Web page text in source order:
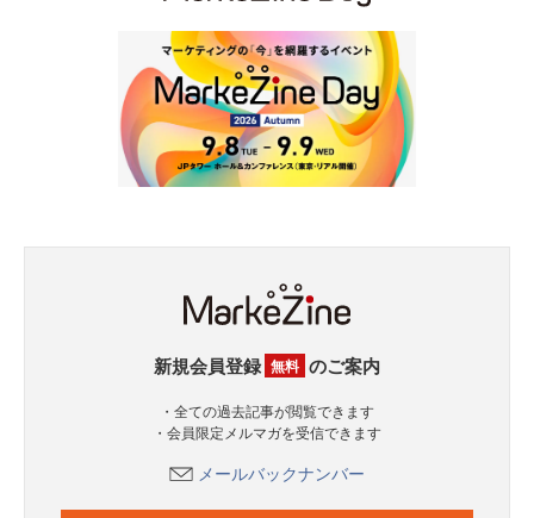
新規会員登録 無料 のご案内
・全ての過去記事が閲覧できます
・会員限定メルマガを受信できます
メールバックナンバー